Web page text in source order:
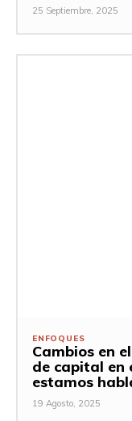
25 Septiembre, 2025
ENFOQUES
Cambios en
de capital en
estamos
19 Agosto, 2025